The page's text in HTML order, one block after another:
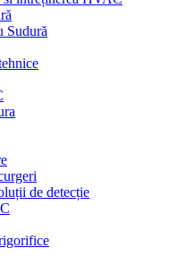
Sudură
de detecție